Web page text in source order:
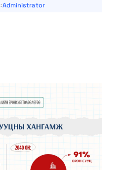
Administrator